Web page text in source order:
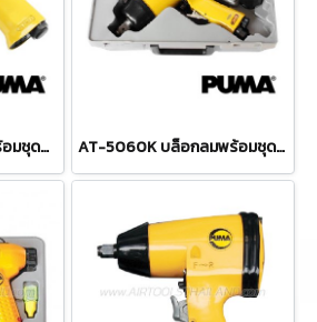
AT-5247K บล็อกลมพร้อมชุดลูกบล็อก (งานหนัก) 1/2" / 4 หุน แรงบิด 400 FTLBS ความเร็วรอบ 7000 RPM ลูกบล็อก 17,19,21 มม. พูม่า "PUMA" AT-5060K บล็อกลมพร้อมชุดลูกบล็อก 3/4" / 6 หุน แรงบิด 500 FTLBS ความเร็วรอบ 5000 RPM ลูกบล็อก 9-24 มม. พูม่า "PUMA"